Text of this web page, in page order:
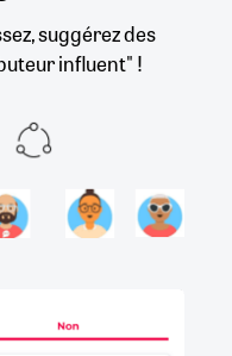
suggérez des
influent" !